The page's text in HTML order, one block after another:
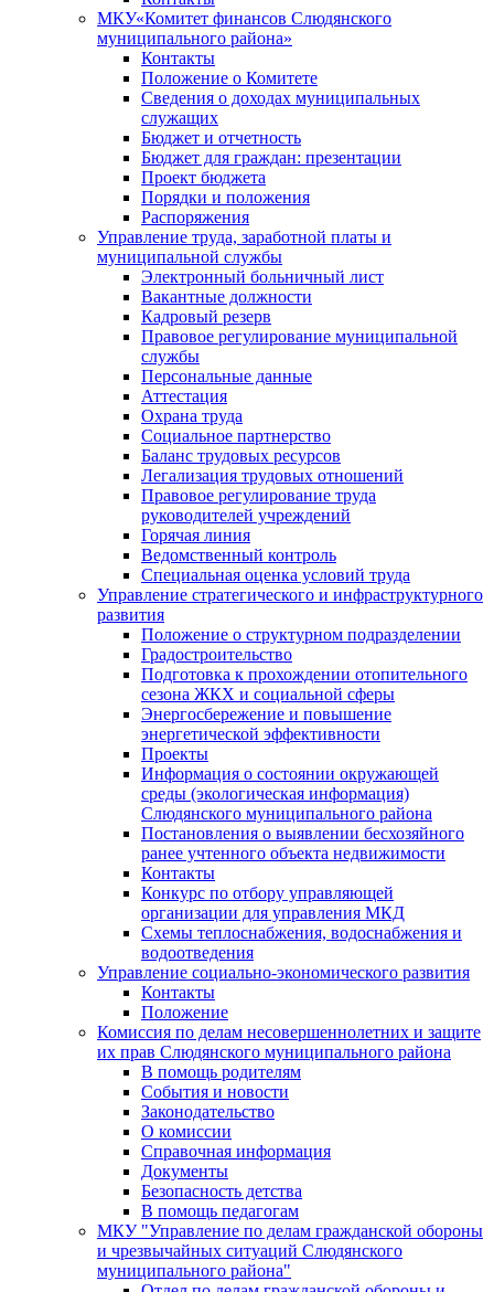
МКУ«Комитет финансов Слюдянского
муниципального района»
Контакты
Положение о Комитете
Сведения о доходах муниципальных
служащих
Бюджет и отчетность
Бюджет для граждан: презентации
Проект бюджета
Порядки и положения
Распоряжения
Управление труда, заработной платы и
муниципальной службы
Электронный больничный лист
Вакантные должности
Кадровый резерв
Правовое регулирование муниципальной
службы
Персональные данные
Аттестация
Охрана труда
Социальное партнерство
Баланс трудовых ресурсов
Легализация трудовых отношений
Правовое регулирование труда
руководителей учреждений
Горячая линия
Ведомственный контроль
Специальная оценка условий труда
Управление стратегического и инфраструктурного
развития
Положение о структурном подразделении
Градостроительство
Подготовка к прохождении отопительного
сезона ЖКХ и социальной сферы
Энергосбережение и повышение
энергетической эффективности
Проекты
Информация о состоянии окружающей
среды (экологическая информация)
Слюдянского муниципального района
Постановления о выявлении бесхозяйного
ранее учтенного объекта недвижимости
Контакты
Конкурс по отбору управляющей
организации для управления МКД
Схемы теплоснабжения, водоснабжения и
водоотведения
Управление социально-экономического развития
Контакты
Положение
Комиссия по делам несовершеннолетних и защите
их прав Слюдянского муниципального района
В помощь родителям
События и новости
Законодательство
О комиссии
Справочная информация
Документы
Безопасность детства
В помощь педагогам
МКУ "Управление по делам гражданской обороны
и чрезвычайных ситуаций Слюдянского
муниципального района"